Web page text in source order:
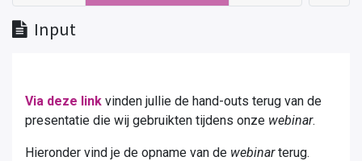
Input
Via deze link vinden jullie de hand-outs terug van de
presentatie die wij gebruikten tijdens onze webinar.
Hieronder vind je de opname van de webinarterug.